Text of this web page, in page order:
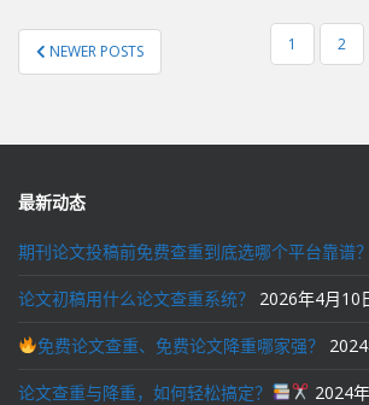
文
章
航
NEWER POSTS 1 2
最新动态
期刊论文投稿前免费查重到底选哪个平台靠谱？
论文初稿用什么论文查重系统？ 2026年4月10
免费论文查重、免费论文降重哪家强？
论文查重与降重，如何轻松搞定？ 2024